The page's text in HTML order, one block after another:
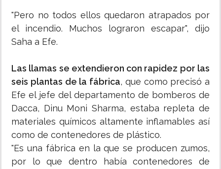
"Pero no todos ellos quedaron atrapados por
el incendio. Muchos lograron escapar", dijo
Saha a Efe.
Las llamas se extendieron con rapidez por las
seis plantas de la fábrica, que como precisó a
Efe el jefe del departamento de bomberos de
Dacca, Dinu Moni Sharma, estaba repleta de
materiales químicos altamente inflamables así
como de contenedores de plástico.
"Es una fábrica en la que se producen zumos,
por lo que dentro había contenedores de